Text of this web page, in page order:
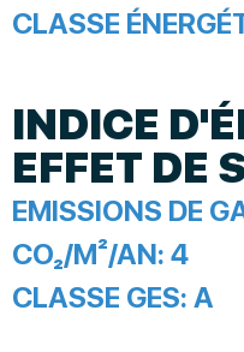
CLASSE
INDICE
EFFET DE
EMISSIONS DE
CO₂/M²/AN: 4
CLASSE GES: A